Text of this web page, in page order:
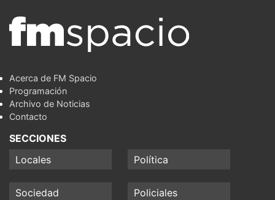
Acerca de FM Spacio
Programación
Archivo de Noticias
Contacto
SECCIONES
Locales
Política
Sociedad Policiales